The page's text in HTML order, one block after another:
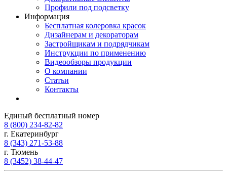
Профили под подсветку
Информация
Бесплатная колеровка красок
Дизайнерам и декораторам
Застройщикам и подрядчикам
Инструкции по применению
Видеообзоры продукции
О компании
Статьи
Контакты
Единый бесплатный номер
8 (800) 234-82-82
г. Екатеринбург
8 (343) 271-53-88
г. Тюмень
8 (3452) 38-44-47